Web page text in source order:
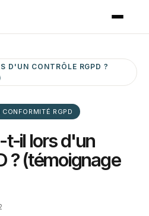
D'UN CONTRÔLE RGPD ?
CONFORMITÉ RGPD
t-il lors d'un
? (témoignage